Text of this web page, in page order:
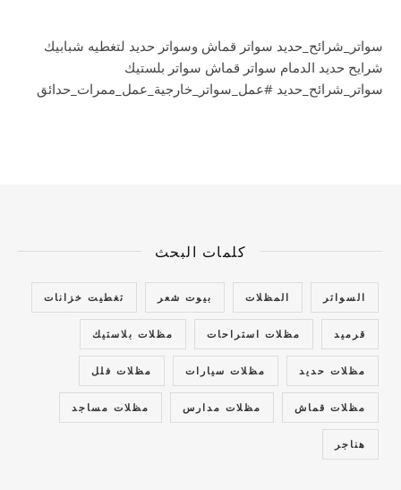
سواتر_شرائح_حديد سواتر قماش وسواتر حديد لتغطيه شبابيك
شرايح حديد الدمام سواتر قماش سواتر بلستيك
سواتر_شرائح_حديد #عمل_سواتر_خارجية_عمل_ممرات_حدائق
كلمات البحث
السواتر المظلات بيوت شعر تغطيت خزانات
قرميد مظلات استراحات مظلات بلاستيك
مظلات حديد مظلات سيارات مظلات فلل
مظلات قماش مظلات مدارس مظلات مساجد
هناجر